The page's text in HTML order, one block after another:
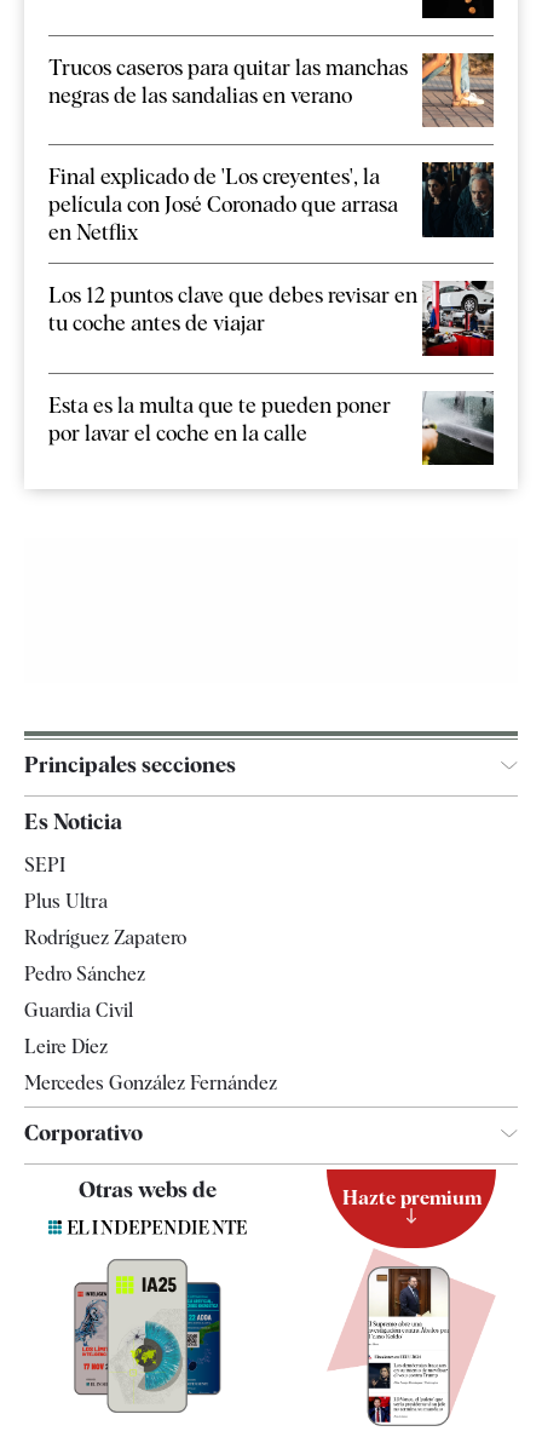
Trucos caseros para quitar las manchas
negras de las sandalias en verano
Final explicado de 'Los creyentes', la
película con José Coronado que arrasa
en Netflix
Los 12 puntos clave que debes revisar en
tu coche antes de viajar
Esta es la multa que te pueden poner
por lavar el coche en la calle
Principales secciones
España
Televisión
Es Noticia
SEPI
Plus Ultra
Rodríguez Zapatero
Pedro Sánchez
Guardia Civil
Leire Díez
Mercedes González Fernández
Corporativo
Contacto
Quiénes somos
Especificaciones
Otras webs de Hazte premium